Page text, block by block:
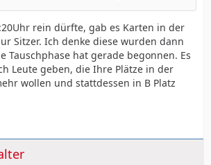
rein dürfte, gab es Karten in der
Sitzer. Ich denke diese wurden dann
Tauschphase hat gerade begonnen. Es
Leute geben, die Ihre Plätze in der
wollen und stattdessen in B Platz